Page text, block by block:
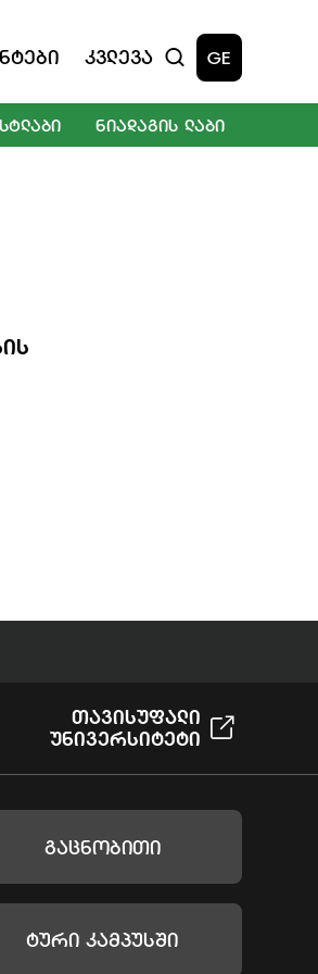
Კვლევა GE
ᲜᲘᲐᲓᲐᲒᲘᲡ ᲚᲐᲑᲘ
Თავისუფალი
Უნივერსიტეტი
Გაცნობითი
Ტური Კამპუსში